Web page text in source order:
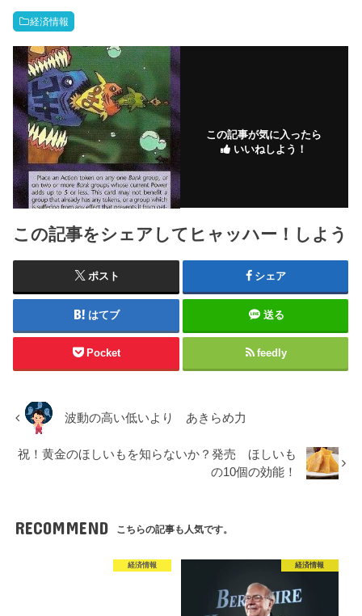
経済情報
この記事が気に入ったら
いいねしよう！
この記事をシェアしてヒャッハー！しよう
ポスト シェア
はてブ 送る
Pocket feedly
波動の高い低いより あきらめ力
祝！黄金のほしいもを知らないか？発売 ほしいも
の10個の効能！
RECOMMEND こちらの記事も人気です。
経済情報 経済情報